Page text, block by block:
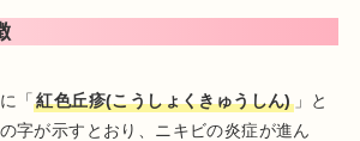
「紅色丘疹(こうしょくきゅうしん)」と
字が示すとおり、ニキビの炎症が進ん